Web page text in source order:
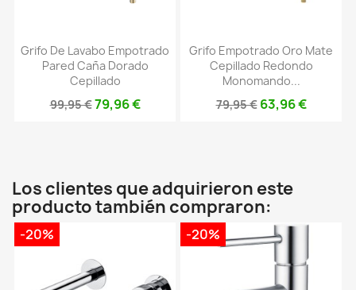
Grifo De Lavabo Empotrado
Pared Caña Dorado
Cepillado
99,95 €79,96 €
Grifo Empotrado Oro Mate
Cepillado Redondo
Monomando...
79,95 € 63,96 €
Los clientes que adquirieron este
producto también compraron:
-20% -20%